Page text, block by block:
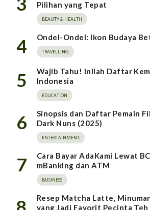
Pilihan yang Tepat
BEAUTY & HEALTH
4 Ondel-Ondel: Ikon Budaya
TRAVELLING
5
Wajib Tahu! Inilah Daftar
Indonesia
EDUCATION
6
Sinopsis dan Daftar Pemain
Dark Nuns (2025)
ENTERTAINMENT
7
Cara Bayar AdaKami Lewat
mBanking dan ATM
BUSINESS
Resep Matcha Latte,
yang Jadi Favorit Pecinta Teh